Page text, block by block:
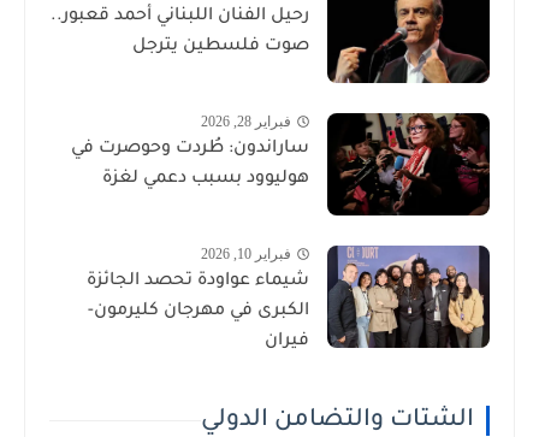
رحيل الفنان اللبناني أحمد قعبور..
صوت فلسطين يترجل
فبراير 28, 2026
ساراندون: طُردت وحوصرت في
هوليوود بسبب دعمي لغزة
فبراير 10, 2026
شيماء عواودة تحصد الجائزة
الكبرى في مهرجان كليرمون-
فيران
الشتات والتضامن الدولي